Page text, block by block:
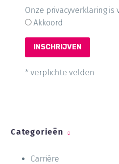
Onze privacyverklaring is
Akkoord
* verplichte velden
Categorieën
Carrière